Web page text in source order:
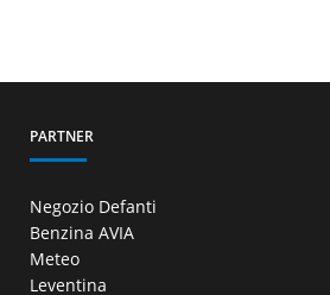
PARTNER
Negozio Defanti
Benzina AVIA
Meteo
Leventina